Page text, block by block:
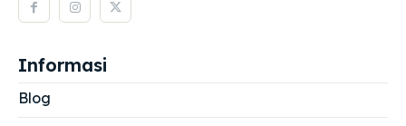
Informasi
Blog